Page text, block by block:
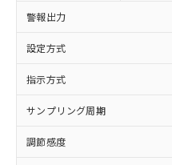
警報出力
設定方式
指示方式
サンプリング周期
調節感度
対応済み：EU
非含有に対応した